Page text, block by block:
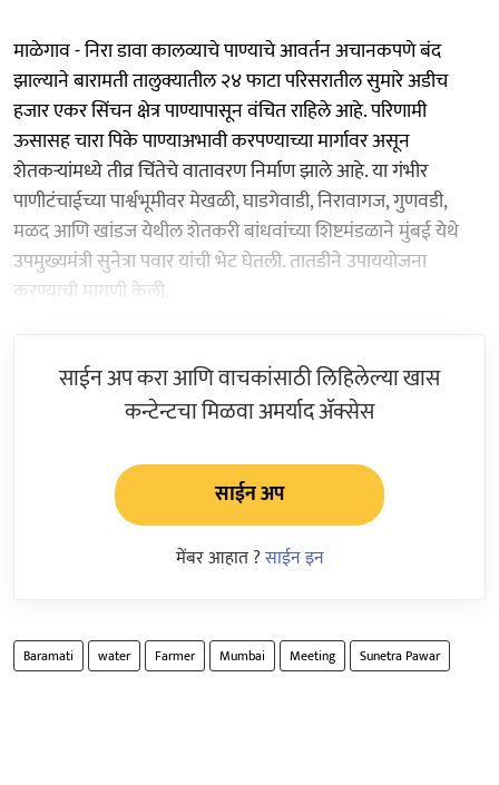
माळेगाव - निरा डावा कालव्याचे पाण्याचे आवर्तन अचानकपणे बंद
झाल्याने बारामती तालुक्यातील २४ फाटा परिसरातील सुमारे अडीच
हजार एकर सिंचन क्षेत्र पाण्यापासून वंचित राहिले आहे. परिणामी
ऊसासह चारा पिके पाण्याअभावी करपण्याच्या मार्गावर असून
शेतकऱ्यांमध्ये तीव्र चिंतेचे वातावरण निर्माण झाले आहे. या गंभीर
पाणीटंचाईच्या पार्श्वभूमीवर मेखळी, घाडगेवाडी, निरावागज, गुणवडी,
मळद आणि खांडज येथील शेतकरी बांधवांच्या शिष्टमंडळाने मुंबई येथे
उपमुख्यमंत्री सुनेत्रा पवार यांची भेट घेतली. तातडीने उपाययोजना
करण्याची मागणी केली.
साईन अप करा आणि वाचकांसाठी लिहिलेल्या खास
कन्टेन्टचा मिळवा अमर्याद ॲक्सेस
साईन अप
मेंबर आहात ?साईन इन
Baramati water Farmer Mumbai Meeting Sunetra Pawar